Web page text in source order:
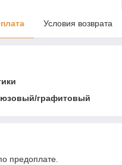
Условия возврата
графитовый
предоплате.